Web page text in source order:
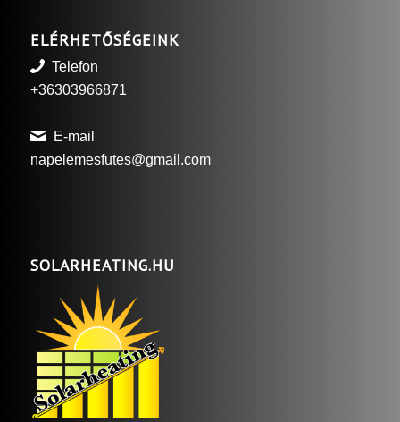
ELÉRHETŐSÉGEINK
Telefon
+36303966871
E-mail
napelemesfutes@gmail.com
SOLARHEATING.HU